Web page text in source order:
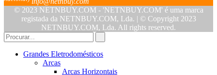
© 2023 NETNBUY.COM - 'NETNBUY.COM' é uma marca
registada da NETNBUY.COM, Lda. | © Copyright 2023
NETNBUY.COM, Lda. All rights reserved.
Grandes Eletrodomésticos
Arcas
Arcas Horizontais